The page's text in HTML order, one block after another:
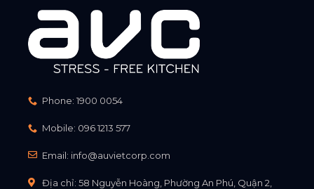
Phone: 1900 0054
Mobile: 096 1213 577
Email: info@auvietcorp.com
Địa chỉ: 58 Nguyễn Hoàng, Phường An Phú, Quận 2,